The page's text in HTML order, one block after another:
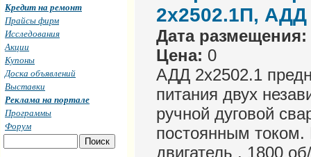
2х2502.1П,
Дата размещения:
Цена: 0
АДД 2х2502.1
питания двух
ручной дуговой
постоянным
двигатель , 1800
Кредит на ремонт
Прайсы фирм
Исследования
Акции
Купоны
Доска объявлений
Выставки
Реклама на портале
Программы
Форум